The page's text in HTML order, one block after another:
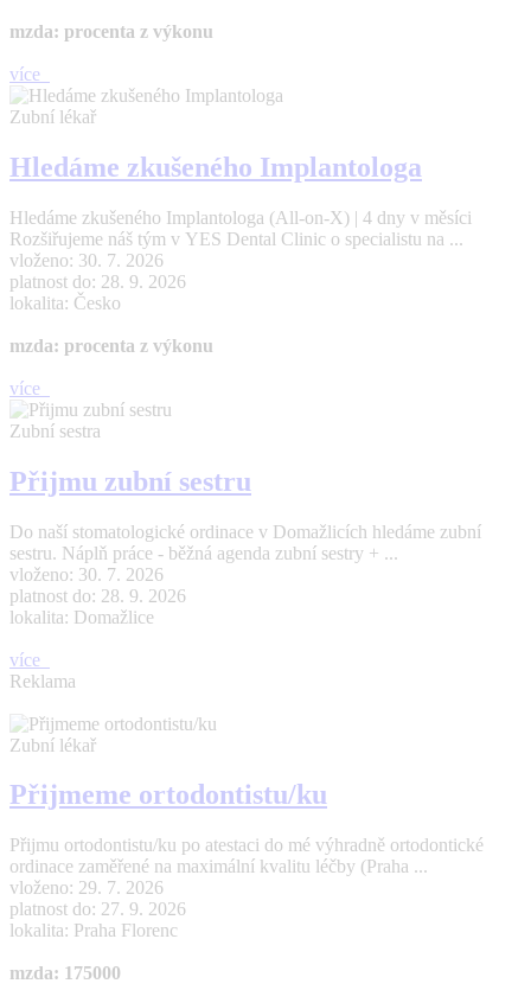
mzda: procenta z výkonu
více
Zubní lékař
Hledáme zkušeného Implantologa
Hledáme zkušeného Implantologa (All-on-X) | 4 dny v měsíci
Rozšiřujeme náš tým v YES Dental Clinic o specialistu na ...
vloženo: 30. 7. 2026
platnost do: 28. 9. 2026
lokalita: Česko
mzda: procenta z výkonu
více
Zubní sestra
Přijmu zubní sestru
Do naší stomatologické ordinace v Domažlicích hledáme zubní
sestru. Náplň práce - běžná agenda zubní sestry + ...
vloženo: 30. 7. 2026
platnost do: 28. 9. 2026
lokalita: Domažlice
více
Reklama
Zubní lékař
Přijmeme ortodontistu/ku
Přijmu ortodontistu/ku po atestaci do mé výhradně ortodontické
ordinace zaměřené na maximální kvalitu léčby (Praha ...
vloženo: 29. 7. 2026
platnost do: 27. 9. 2026
lokalita: Praha Florenc
mzda: 175000